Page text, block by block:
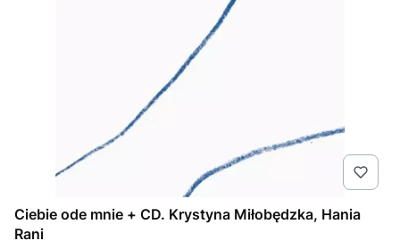
Ciebie ode mnie + CD. Krystyna Miłobędzka, Hania
Rani